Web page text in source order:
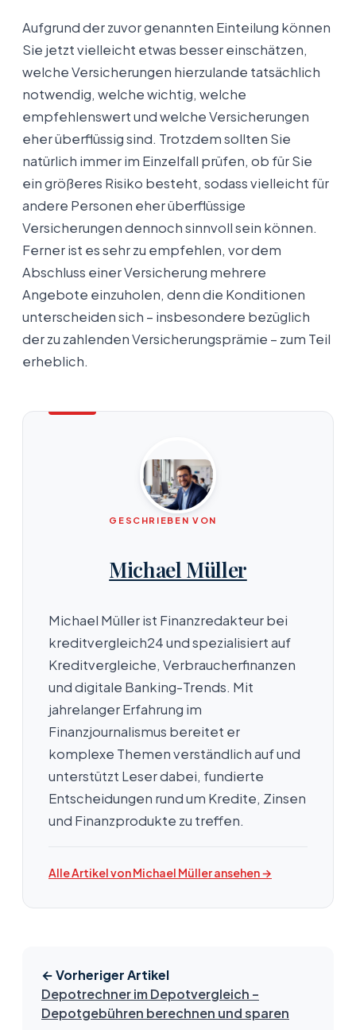
Aufgrund der zuvor genannten Einteilung können
Sie jetzt vielleicht etwas besser einschätzen,
welche Versicherungen hierzulande tatsächlich
notwendig, welche wichtig, welche
empfehlenswert und welche Versicherungen
eher überflüssig sind. Trotzdem sollten Sie
natürlich immer im Einzelfall prüfen, ob für Sie
ein größeres Risiko besteht, sodass vielleicht für
andere Personen eher überflüssige
Versicherungen dennoch sinnvoll sein können.
Ferner ist es sehr zu empfehlen, vor dem
Abschluss einer Versicherung mehrere
Angebote einzuholen, denn die Konditionen
unterscheiden sich – insbesondere bezüglich
der zu zahlenden Versicherungsprämie – zum Teil
erheblich.
GESCHRIEBEN VON
Michael Müller
Michael Müller ist Finanzredakteur bei
kreditvergleich24 und spezialisiert auf
Kreditvergleiche, Verbraucherfinanzen
und digitale Banking-Trends. Mit
jahrelanger Erfahrung im
Finanzjournalismus bereitet er
komplexe Themen verständlich auf und
unterstützt Leser dabei, fundierte
Entscheidungen rund um Kredite, Zinsen
und Finanzprodukte zu treffen.
Alle Artikel von Michael Müller ansehen →
← Vorheriger Artikel
Depotrechner im Depotvergleich –
Depotgebühren berechnen und sparen